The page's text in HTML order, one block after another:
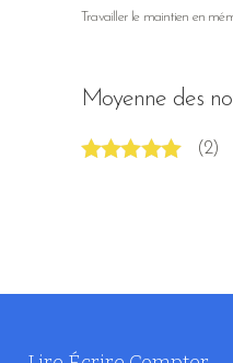
Travailler le maintien en
Moyenne des
(2)